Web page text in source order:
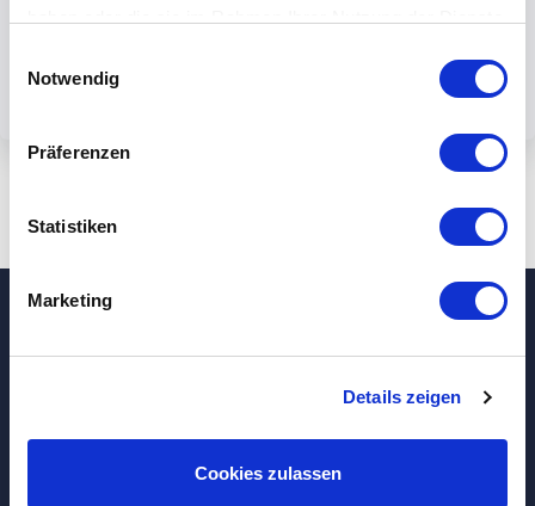
Notwendig
Präferenzen
Statistiken
Marketing
Details zeigen
Cookies zulassen
Hauptverwaltung / Rechenzentrum